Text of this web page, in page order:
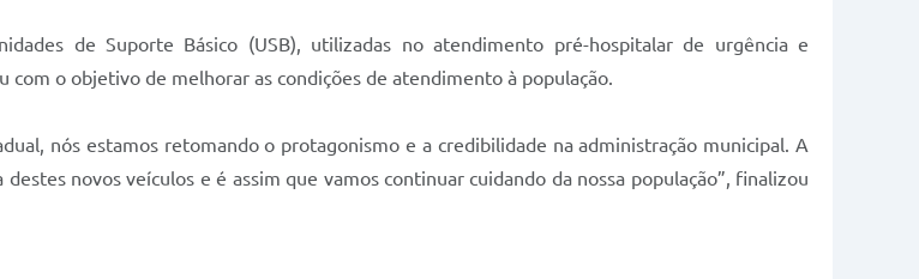
de Suporte Básico (USB), utilizadas no atendimento pré-hospitalar de urgência e
com o objetivo de melhorar as condições de atendimento à população.
nós estamos retomando o protagonismo e a credibilidade na administração municipal. A
novos veículos e é assim que vamos continuar cuidando da nossa população”, finalizou